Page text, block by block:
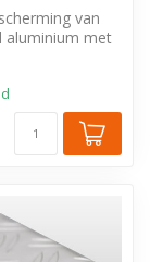
van
aluminium met